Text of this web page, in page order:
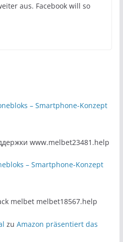
aus. Facebook will so
– Smartphone-Konzept
www.melbet23481.help
– Smartphone-Konzept
melbet melbet18567.help
zuAmazon präsentiert das